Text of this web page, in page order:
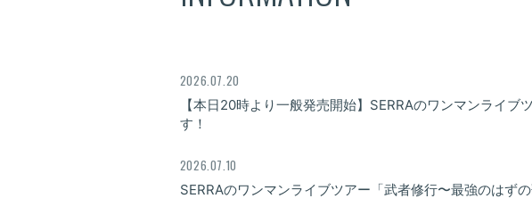
2026.07.20
【本日20時より一般発売開始】SERRAのワンマンライ
す！
2026.07.10
SERRAのワンマンライブツアー「武者修行〜最強のはず